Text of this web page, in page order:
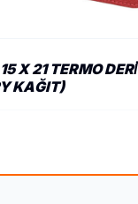
X 21 TERMO DERİ
KAĞIT)